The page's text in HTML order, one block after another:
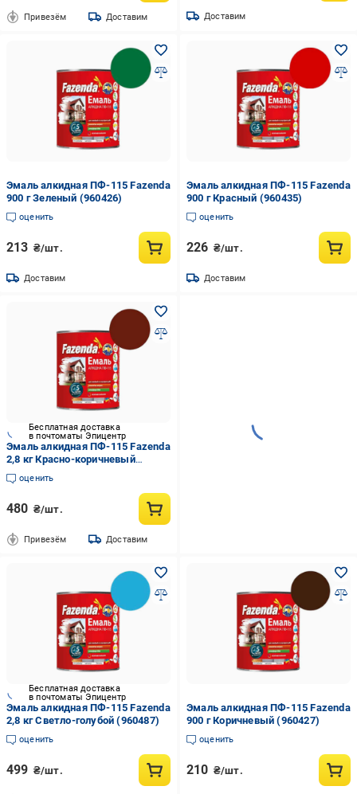
Привезём Доставим Доставим
Эмаль алкидная ПФ-115 Fazenda
900 г Зеленый (960426)
оценить
213 ₴/шт.
Доставим
Эмаль алкидная ПФ-115 Fazenda
900 г Красный (960435)
оценить
226 ₴/шт.
Доставим
Бесплатная доставка
в почтоматы Эпицентр
Эмаль алкидная ПФ-115 Fazenda
2,8 кг Красно-коричневый
(960455)
оценить
480 ₴/шт.
Привезём Доставим
Бесплатная доставка
в почтоматы Эпицентр
Эмаль алкидная ПФ-115 Fazenda
2,8 кг Светло-голубой (960487)
оценить
499 ₴/шт.
Эмаль алкидная ПФ-115 Fazenda
900 г Коричневый (960427)
оценить
210 ₴/шт.